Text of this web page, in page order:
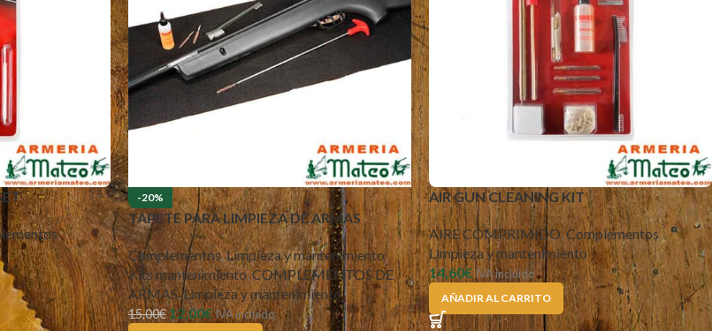
,
-20%
TAPETE PARA LIMPIEZA DE ARMAS
Complementos,Limpieza y mantenimiento,
Kits mantenimiento,COMPLEMENTOS DE
ARMAS,Limpieza y mantenimiento
15,00€12,00€IVA incluido
AIR GUN CLEANING KIT
AIRE COMPRIMIDO,Complementos,
Limpieza y mantenimiento
14,60€ IVA incluido
AÑADIR AL CARRITO